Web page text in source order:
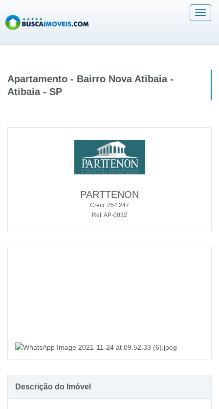
Menu
Apartamento - Bairro Nova Atibaia -
Atibaia - SP
PARTTENON
Creci: 254.247
Ref: AP-0032
Descrição do Imóvel